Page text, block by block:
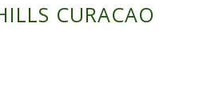
CURACAO